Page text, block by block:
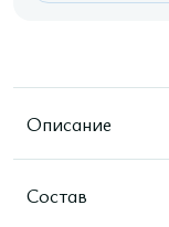
Описание
Состав